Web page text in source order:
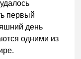
первый
день
одними из